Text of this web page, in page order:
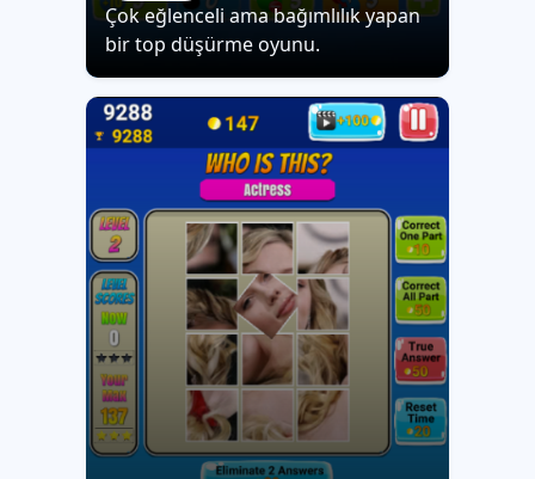
Çok eğlenceli ama bağımlılık yapan
bir top düşürme oyunu.